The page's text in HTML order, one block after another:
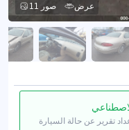
11 صور عرض
تقرير عن حالة السيارة